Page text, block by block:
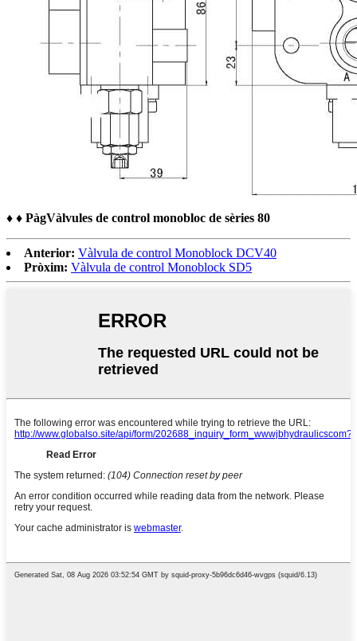
♦ ♦ PàgVàlvules de control monobloc de sèries 80
Anterior: Vàlvula de control Monoblock DCV40
Pròxim: Vàlvula de control Monoblock SD5